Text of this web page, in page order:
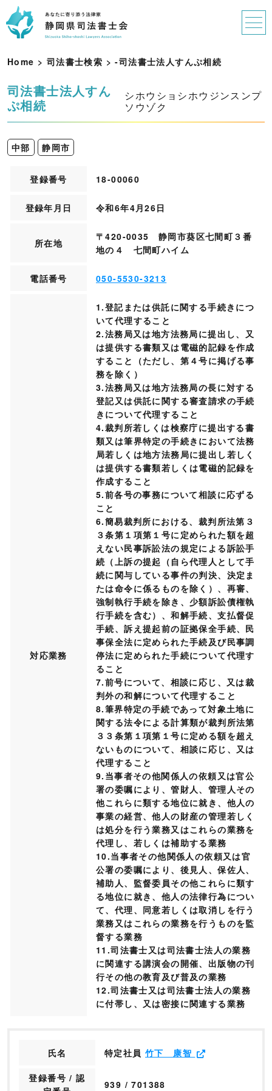
Home > 司法書士検索 >-司法書士法 人すんぷ相続
司法書士法人すん
ぷ相続
シホウショシホウジンスンプ
ソウゾク
中部 静岡市
登録番号 18-00060
登録年月日 令和6年4月26日
所在地
〒420-0035 静岡市葵区七間町３番
地の４ 七間町ハイム
電話番号 050-5530-3213
対応業務
1.登記または供託に関する手続きにつ
いて代理すること
2.法務局又は地方法務局に提出し、又
は提供する書類又は電磁的記録を作成
すること（ただし、第４号に掲げる事
務を除く）
3.法務局又は地方法務局の長に対する
登記又は供託に関する審査請求の手続
きについて代理すること
4.裁判所若しくは検察庁に提出する書
類又は筆界特定の手続きにおいて法務
局若しくは地方法務局に提出し若しく
は提供する書類若しくは電磁的記録を
作成すること
5.前各号の事務について相談に応ずる
こと
6.簡易裁判所における、裁判所法第３
３条第１項第１号に定められた額を超
えない民事訴訟法の規定による訴訟手
続（上訴の提起（自ら代理人として手
続に関与している事件の判決、決定ま
たは命令に係るものを除く）、再審、
強制執行手続を除き、少額訴訟債権執
行手続を含む）、和解手続、支払督促
手続、訴え提起前の証拠保全手続、民
事保全法に定められた手続及び民事調
停法に定められた手続について代理す
ること
7.前号について、相談に応じ、又は裁
判外の和解について代理すること
8.筆界特定の手続であって対象土地に
関する法令による計算類が裁判所法第
３３条第１項第１号に定める額を超え
ないものについて、相談に応じ、又は
代理すること
9.当事者その他関係人の依頼又は官公
署の委嘱により、管財人、管理人その
他これらに類する地位に就き、他人の
事業の経営、他人の財産の管理若しく
は処分を行う業務又はこれらの業務を
代理し、若しくは補助する業務
10.当事者その他関係人の依頼又は官
公署の委嘱により、後見人、保佐人、
補助人、監督委員その他これらに類す
る地位に就き、他人の法律行為につい
て、代理、同意若しくは取消しを行う
業務又はこれらの業務を行うものを監
督する業務
11.司法書士又は司法書士法人の業務
に関連する講演会の開催、出版物の刊
行その他の教育及び普及の業務
12.司法書士又は司法書士法人の業務
に付帯し、又は密接に関連する業務
氏名 特定社員 竹下 康智
登録番号 / 認
939 / 701388